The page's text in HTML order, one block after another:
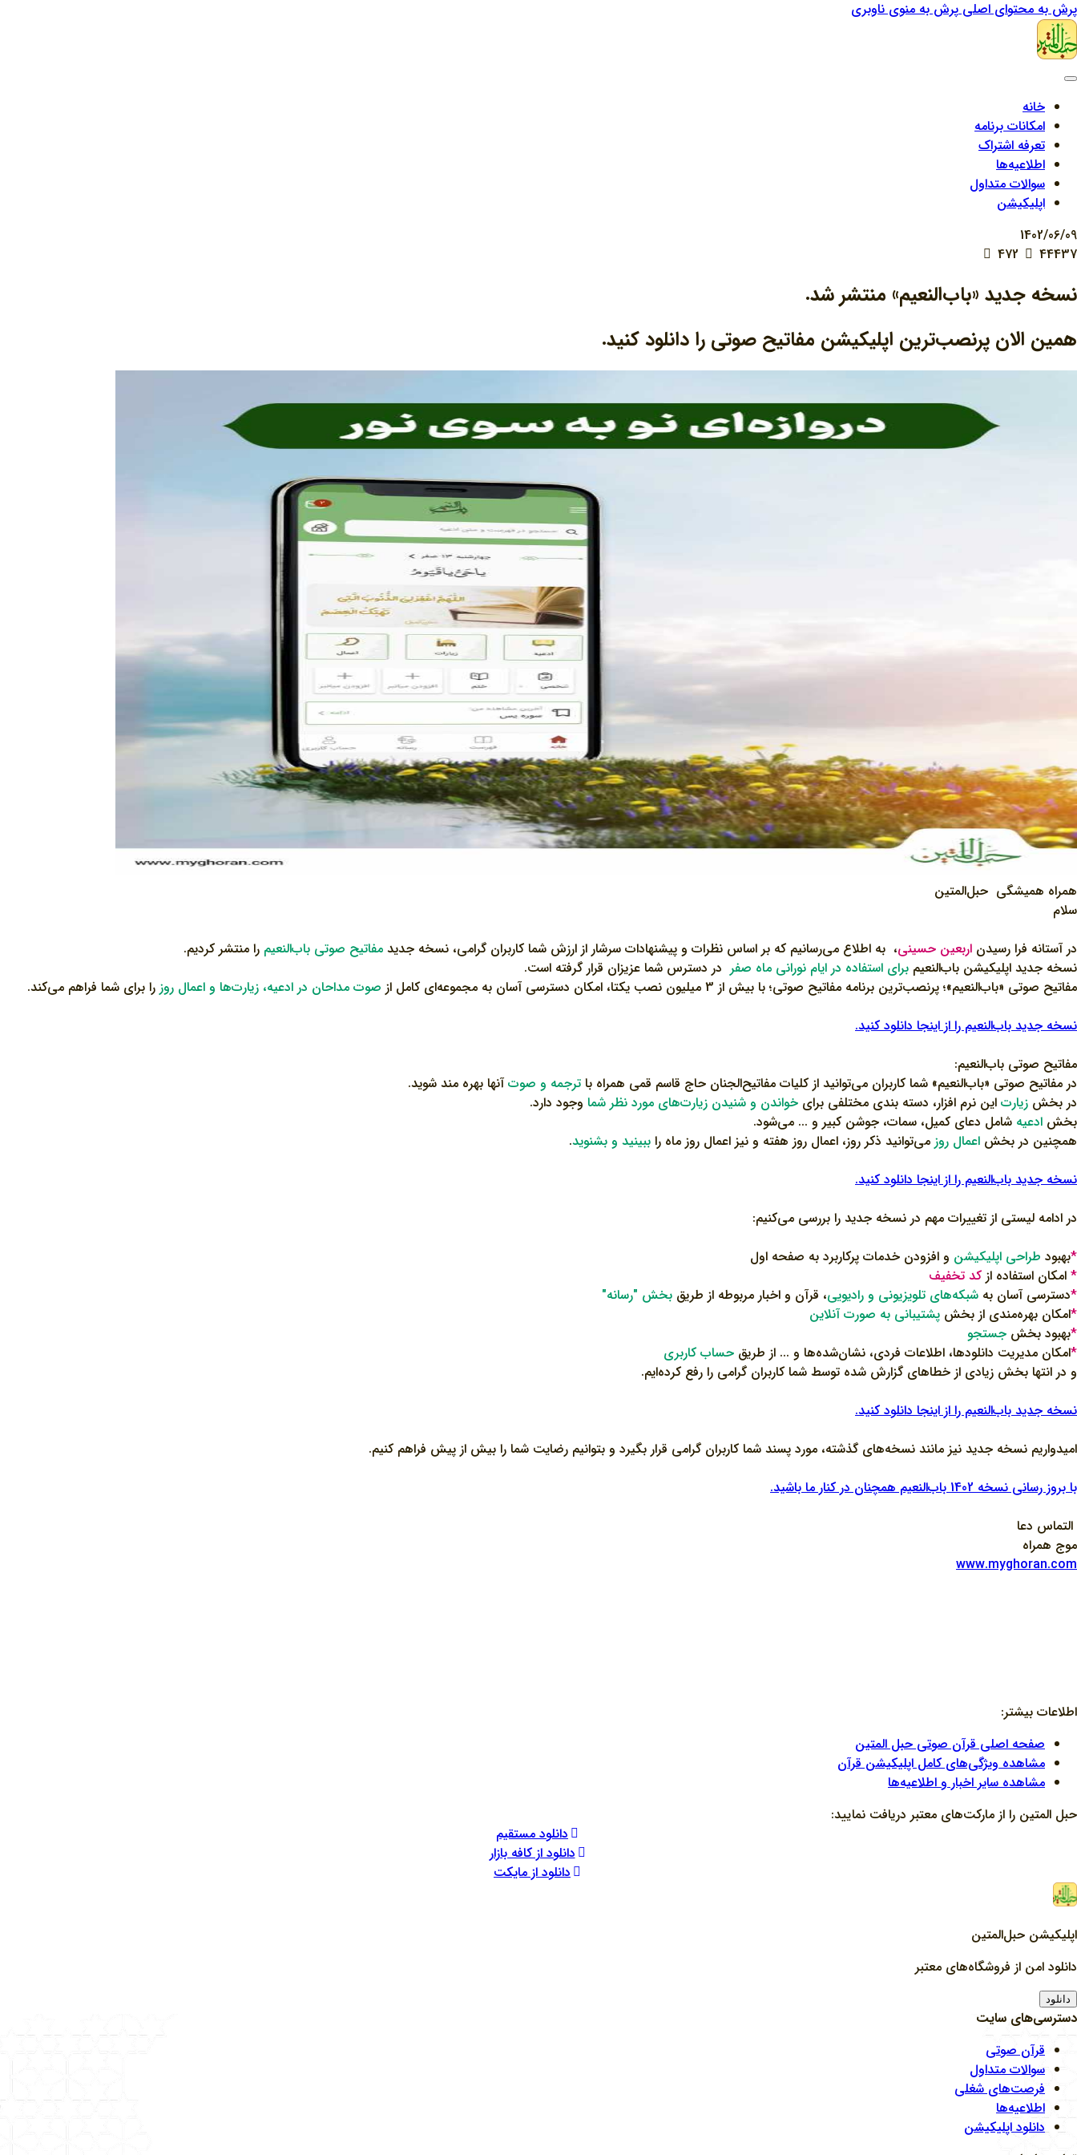
پرش به محتوای اصلیپرش به منوی ناوبری
خانه
امکانات برنامه
تعرفه اشتراک
اطلاعیه‌ها
سوالات متداول
اپلیکیشن
1402/06/09
44437
نسخه جدید «باب‌النعیم» منتشر شد.
همین الان پرنصب‌ترین اپلیکیشن مفاتیح صوتی را دانلود کنید.
همراه همیشگی حبل‌المتین
سلام
در آستانه فرا رسیدن اربعین حسینی، به اطلاع می‌رسانیم که بر اساس نظرات و پیشنهادات سرشار از ارزش شما کاربران گرامی، نسخه جدید مفاتیح صوتی باب‌النعیم را منتشر کردیم.
نسخه جدید اپلیکیشن باب‌النعیم برای استفاده در ایام نورانی ماه صفر در دسترس شما عزیزان قرار گرفته است.
مفاتیح صوتی «باب‌النعیم»؛ پرنصب‌ترین برنامه مفاتیح صوتی؛ با بیش از 3 میلیون نصب یکتا، امکان دسترسی آسان به مجموعه‌ای کامل از
صوت مداحان در ادعیه، زیارت‌ها و اعمال روز را برای شما فراهم می‌کند.
نسخه جدید باب‌النعیم را از اینجا دانلود کنید.
مفاتیح صوتی باب‌النعیم:
در مفاتیح صوتی «باب‌النعیم» شما کاربران می‌توانید از کلیات مفاتیح‌الجنان حاج قاسم قمی همراه با ترجمه و صوتآنها بهره مند شوید.
در بخش زیارت این نرم افزار، دسته بندی مختلفی برای خواندن و شنیدن زیارت‌های مورد نظر شما وجود دارد.
بخش ادعیه شامل دعای کمیل، سمات، جوشن کبیر و ... می‌شود.
همچنین در بخش اعمال روز می‌توانید ذکر روز، اعمال روز هفته و نیز اعمال روز ماه را ببینید و بشنوید.
نسخه جدید باب‌النعیم را از اینجا دانلود کنید.
در ادامه لیستی از تغییرات مهم در نسخه جدید را بررسی می‌کنیم:
*بهبود طراحی اپلیکیشن و افزودن خدمات پرکاربرد به صفحه اول
* امکان استفاده از کد تخفیف
*دسترسی آسان به شبکه‌های تلویزیونی و رادیویی، قرآن و اخبار مربوطه از طریق بخش "رسانه"
*امکان بهره‌مندی از بخش پشتیبانی به صورت آنلاین
*بهبود بخش جستجو
*امکان مدیریت دانلودها، اطلاعات فردی، نشان‌شده‌ها و ... از طریق حساب کاربری
و در انتها بخش زیادی از خطاهای گزارش شده توسط شما کاربران گرامی را رفع کرده‌ایم.
نسخه جدید باب‌النعیم را از اینجا دانلود کنید.
امیدواریم نسخه جدید نیز مانند نسخه‌های گذشته، مورد پسند شما کاربران گرامی قرار بگیرد و بتوانیم رضایت شما را بیش از پیش فراهم کنیم.
با بروز رسانی نسخه 1402 باب‌النعیم همچنان در کنار ما باشید.
التماس دعا
موج همراه
www.myghoran.com
اطلاعات بیشتر:
صفحه اصلی قرآن صوتی حبل المتین
مشاهده ویژگی‌های کامل اپلیکیشن قرآن
مشاهده سایر اخبار و اطلاعیه‌ها
حبل المتین را از مارکت‌های معتبر دریافت نمایید:
دانلود مستقیم
دانلود از کافه بازار
دانلود از مایکت
اپلیکیشن حبل‌المتین
دانلود امن از فروشگاه‌های معتبر
دانلود
دسترسی‌های سایت
قرآن صوتی
سوالات متداول
فرصت‌های شغلی
اطلاعیه‌ها
دانلود اپلیکیشن